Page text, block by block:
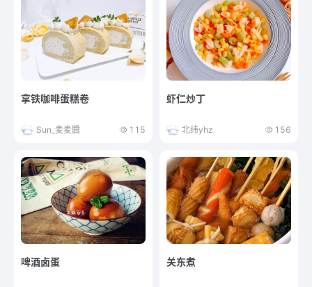
拿铁咖啡蛋糕卷
Sun_麦麦醬 115
虾仁炒丁
北纬yhz 156
啤酒卤蛋 关东煮